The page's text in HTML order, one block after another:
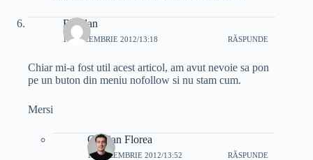
Bogdan
10 DECEMBRIE 2012/13:18 RĂSPUNDE
Chiar mi-a fost util acest articol, am avut nevoie sa pon
pe un buton din meniu nofollow si nu stam cum.
Mersi
Cristian Florea
10 DECEMBRIE 2012/13:52 RĂSPUNDE